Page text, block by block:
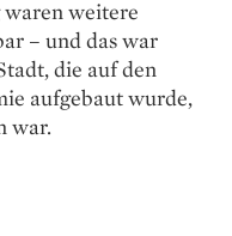
weitere
– und das war
die auf den
aufgebaut wurde,
war.